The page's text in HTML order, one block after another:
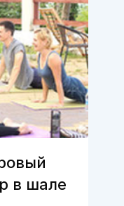
в шале